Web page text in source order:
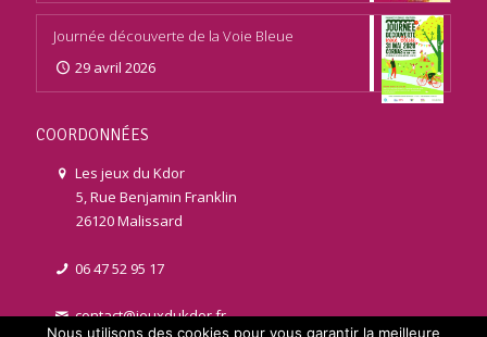
Journée découverte de la Voie Bleue
29 avril 2026
COORDONNÉES
Les jeux du Kdor
5, Rue Benjamin Franklin
26120 Malissard
06 47 52 95 17
contact@jeuxdukdor.fr
Nous utilisons des cookies pour vous garantir la meilleure